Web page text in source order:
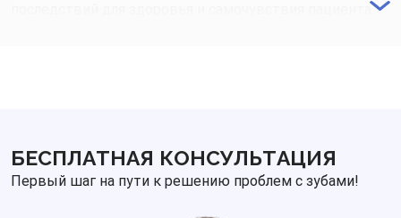
последствий для здоровья и самочувствия пациента.
БЕСПЛАТНАЯ КОНСУЛЬТАЦИЯ
Первый шаг на пути к решению проблем с зубами!